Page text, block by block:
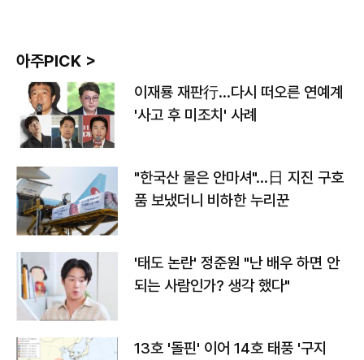
아주PICK >
이재룡 재판行…다시 떠오른 연예계
'사고 후 미조치' 사례
"한국산 물은 안마셔"…日 지진 구호
품 보냈더니 비하한 누리꾼
'태도 논란' 정준원 "난 배우 하면 안
되는 사람인가? 생각 했다"
13호 '돌핀' 이어 14호 태풍 '구지